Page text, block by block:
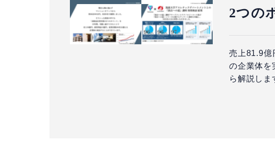
2つの
売上81.9億
の企業体を
ら解説しま